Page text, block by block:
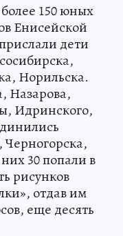
150 юных
Енисейской
дети
Норильска.
Назарова,
Идринского,
30 попали в
рисунков
отдав им
еще десять